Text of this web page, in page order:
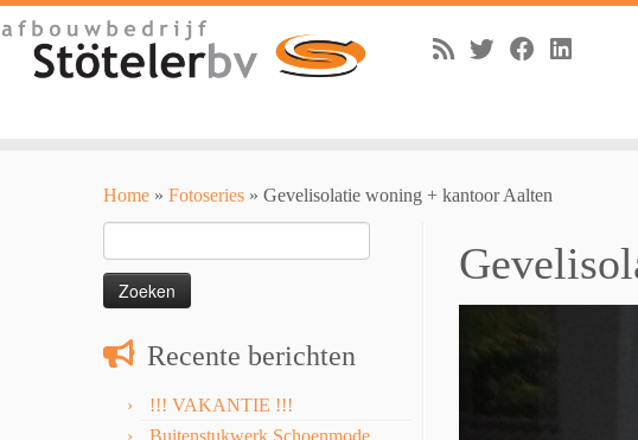
Home » Fotoseries » Gevelisolatie woning + kantoor Aalten
naar:
Recente berichten
!!! VAKANTIE !!!
Buitenstukwerk Schoenmode